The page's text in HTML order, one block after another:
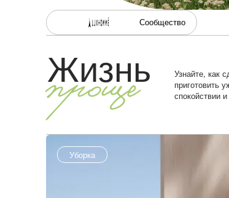
Сообщество
Жизнь
проще
Узнайте, как
приготовить
спокойствии
Уборка